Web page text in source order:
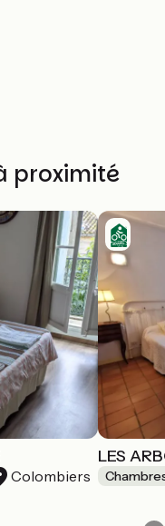
proximité
Colombiers
LES